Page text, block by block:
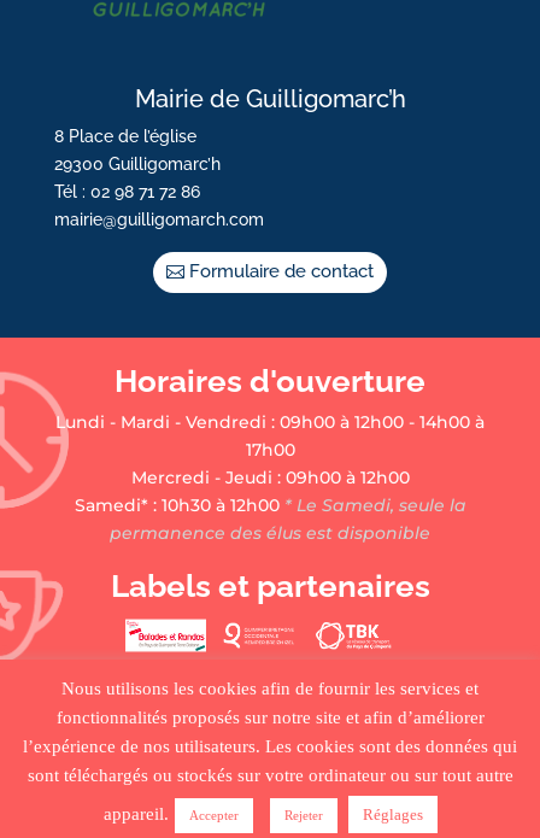
Mairie de Guilligomarc’h
8 Place de l’église
29300 Guilligomarc’h
Tél : 02 98 71 72 86
mairie@guilligomarch.com
Formulaire de contact
Horaires d'ouverture
Lundi - Mardi - Vendredi : 09h00 à 12h00 - 14h00 à
17h00
Mercredi - Jeudi : 09h00 à 12h00
Samedi* : 10h30 à 12h00* Le Samedi, seule la
permanence des élus est disponible
Labels et partenaires
PLAN DU SITE•MENTIONS LÉGALES •
CRÉDITS•
Nous utilisons les cookies afin de fournir les services et
fonctionnalités proposés sur notre site et afin d’améliorer
l’expérience de nos utilisateurs. Les cookies sont des données qui
sont téléchargés ou stockés sur votre ordinateur ou sur tout autre
appareil.
Accepter Rejeter Réglages